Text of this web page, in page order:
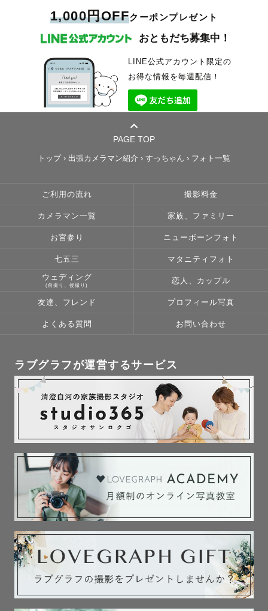
1,000円OFFクーポンプレゼント
おともだち募集中！
LINE公式アカウント限定の
お得な情報を毎週配信！
PAGE TOP
トップ› 出張カメラマン紹介 › すっちゃん › フォト一覧
ご利用の流れ 撮影料金
カメラマン一覧 家族、ファミリー
お宮参り ニューボーンフォト
七五三 マタニティフォト
ウェディング
(前撮り、後撮り)
恋人、カップル
友達、フレンド プロフィール写真
よくある質問 お問い合わせ
ラブグラフが運営するサービス